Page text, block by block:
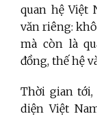
quan hệ Việt
văn riêng:
mà còn là
đồng, thế hệ
Thời gian tới,
diện Việt